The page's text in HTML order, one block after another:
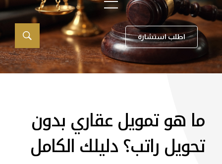
اطلب استشارة
ما هو تمويل عقاري بدون
تحويل راتب؟ دليلك الكامل